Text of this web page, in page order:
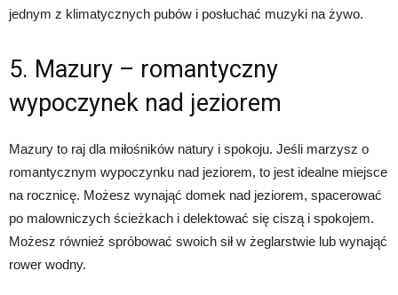
jednym z klimatycznych pubów i posłuchać muzyki na żywo.
5. Mazury – romantyczny
wypoczynek nad jeziorem
Mazury to raj dla miłośników natury i spokoju. Jeśli marzysz o
romantycznym wypoczynku nad jeziorem, to jest idealne miejsce
na rocznicę. Możesz wynająć domek nad jeziorem, spacerować
po malowniczych ścieżkach i delektować się ciszą i spokojem.
Możesz również spróbować swoich sił w żeglarstwie lub wynająć
rower wodny.